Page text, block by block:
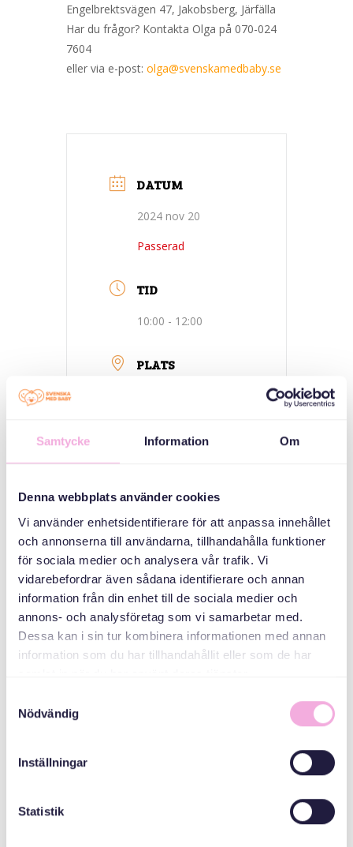
Samtycke Information Om
Denna webbplats använder cookies
Vi använder enhetsidentifierare för att anpassa innehållet
och annonserna till användarna, tillhandahålla funktioner
för sociala medier och analysera vår trafik. Vi
vidarebefordrar även sådana identifierare och annan
information från din enhet till de sociala medier och
annons- och analysföretag som vi samarbetar med.
Dessa kan i sin tur kombinera informationen med annan
information som du har tillhandahållit eller som de har
Nödvändig
Inställningar
Statistik
Engelbrektsvägen 47, Jakobsberg, Järfälla
Har du frågor? Kontakta Olga på 070-024
7604
eller via e-post: olga@svenskamedbaby.se
DATUM
2024 nov 20
Passerad
TID
10:00 - 12:00
PLATS
Höjden
KATEGORIER
Träffar för
asylsökande och
ARRANGÖR